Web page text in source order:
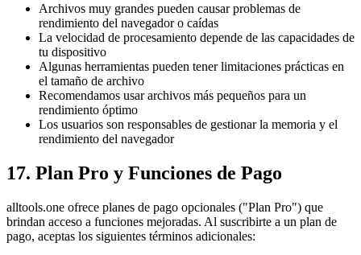
Archivos muy grandes pueden causar problemas de
rendimiento del navegador o caídas
La velocidad de procesamiento depende de las capacidades de
tu dispositivo
Algunas herramientas pueden tener limitaciones prácticas en
el tamaño de archivo
Recomendamos usar archivos más pequeños para un
rendimiento óptimo
Los usuarios son responsables de gestionar la memoria y el
rendimiento del navegador
17. Plan Pro y Funciones de Pago
alltools.one ofrece planes de pago opcionales ("Plan Pro") que
brindan acceso a funciones mejoradas. Al suscribirte a un plan de
pago, aceptas los siguientes términos adicionales: